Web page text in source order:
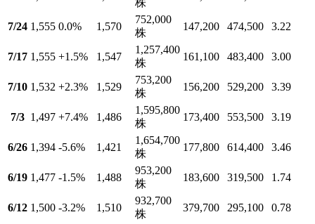
株
7/24 1,555 0.0% 1,570
752,000
株
147,200 474,500 3.22
7/17 1,555 +1.5% 1,547
1,257,400
株
161,100 483,400 3.00
7/10 1,532 +2.3% 1,529
753,200
株
156,200 529,200 3.39
7/3 1,497 +7.4% 1,486
1,595,800
株
173,400 553,500 3.19
6/26 1,394 -5.6% 1,421
1,654,700
株
177,800 614,400 3.46
6/19 1,477 -1.5% 1,488
953,200
株
183,600 319,500 1.74
6/12 1,500 -3.2% 1,510
932,700
株
379,700 295,100 0.78